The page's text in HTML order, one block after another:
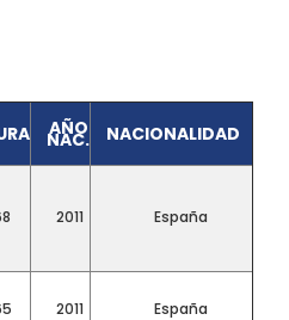
AÑO
NAC. NACIONALIDAD
2011 España
2011 España